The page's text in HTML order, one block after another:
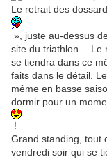
Le retrait des
», juste au-dessus
site du triathlon… Le
se tiendra dans ce
faits dans le détail.
même en basse
dormir pour un
!
Grand standing, tout
vendredi soir qui se